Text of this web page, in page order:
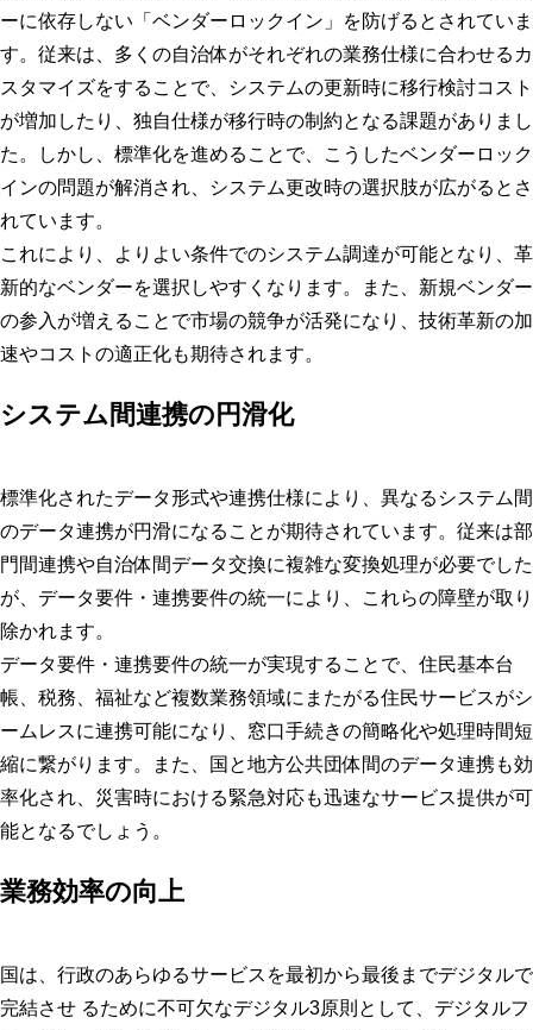
ーに依存しない「ベンダーロックイン」を防げるとされていま
す。従来は、多くの自治体がそれぞれの業務仕様に合わせるカ
スタマイズをすることで、システムの更新時に移行検討コスト
が増加したり、独自仕様が移行時の制約となる課題がありまし
た。しかし、標準化を進めることで、こうしたベンダーロック
インの問題が解消され、システム更改時の選択肢が広がるとさ
れています。
これにより、よりよい条件でのシステム調達が可能となり、革
新的なベンダーを選択しやすくなります。また、新規ベンダー
の参入が増えることで市場の競争が活発になり、技術革新の加
速やコストの適正化も期待されます。
システム間連携の円滑化
標準化されたデータ形式や連携仕様により、異なるシステム間
のデータ連携が円滑になることが期待されています。従来は部
門間連携や自治体間データ交換に複雑な変換処理が必要でした
が、データ要件・連携要件の統一により、これらの障壁が取り
除かれます。
データ要件・連携要件の統一が実現することで、住民基本台
帳、税務、福祉など複数業務領域にまたがる住民サービスがシ
ームレスに連携可能になり、窓口手続きの簡略化や処理時間短
縮に繋がります。また、国と地方公共団体間のデータ連携も効
率化され、災害時における緊急対応も迅速なサービス提供が可
能となるでしょう。
業務効率の向上
国は、行政のあらゆるサービスを最初から最後までデジタルで
完結させ るために不可欠なデジタル3原則として、デジタルフ